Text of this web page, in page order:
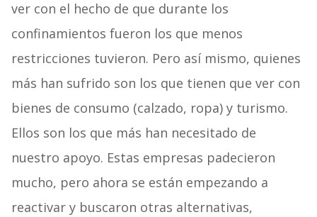
ver con el hecho de que durante los
confinamientos fueron los que menos
restricciones tuvieron. Pero así mismo, quienes
más han sufrido son los que tienen que ver con
bienes de consumo (calzado, ropa) y turismo.
Ellos son los que más han necesitado de
nuestro apoyo. Estas empresas padecieron
mucho, pero ahora se están empezando a
reactivar y buscaron otras alternativas,